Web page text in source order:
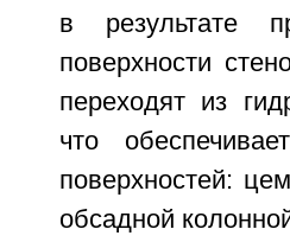
в результате
поверхности
переходят из
что
поверхностей:
обсадной